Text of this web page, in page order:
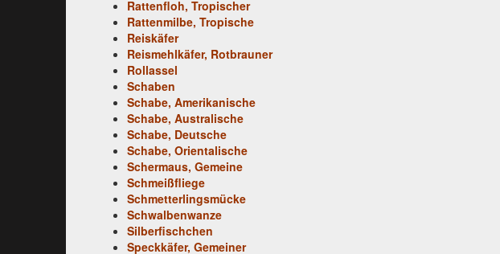
Rattenfloh, Tropischer
Rattenmilbe, Tropische
Reiskäfer
Reismehlkäfer, Rotbrauner
Rollassel
Schaben
Schabe, Amerikanische
Schabe, Australische
Schabe, Deutsche
Schabe, Orientalische
Schermaus, Gemeine
Schmeißfliege
Schmetterlingsmücke
Schwalbenwanze
Silberfischchen
Speckkäfer, Gemeiner